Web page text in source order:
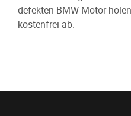
defekten BMW-Motor
kostenfrei ab.